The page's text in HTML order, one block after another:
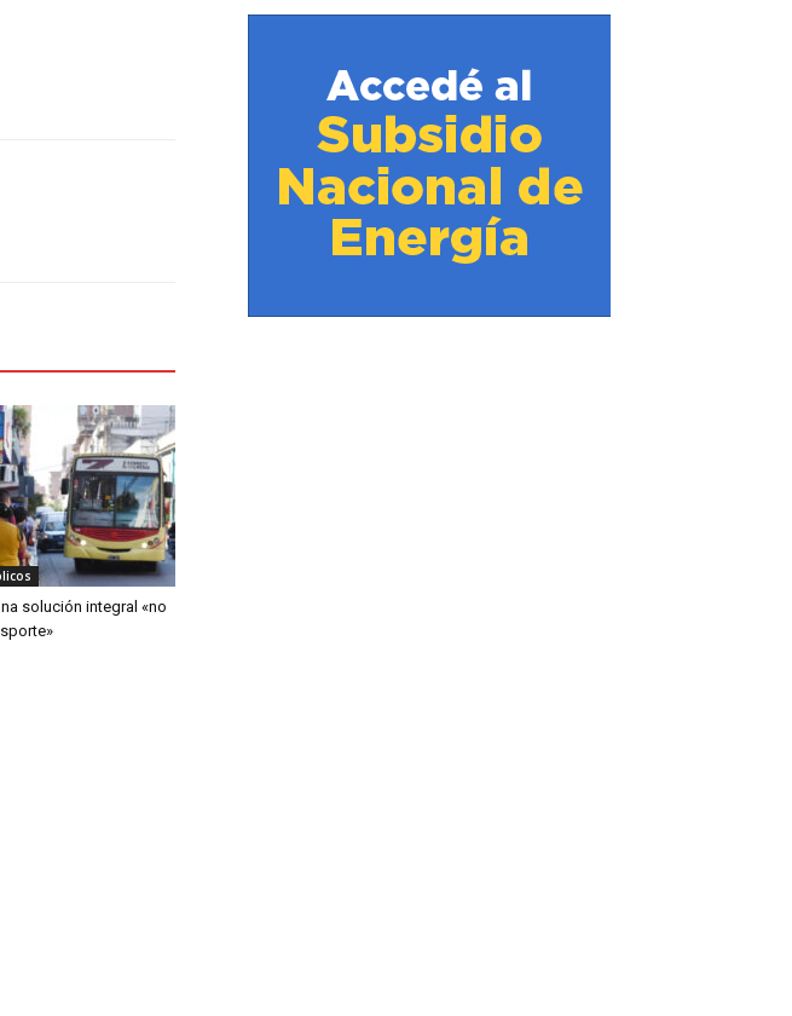
solución integral «no